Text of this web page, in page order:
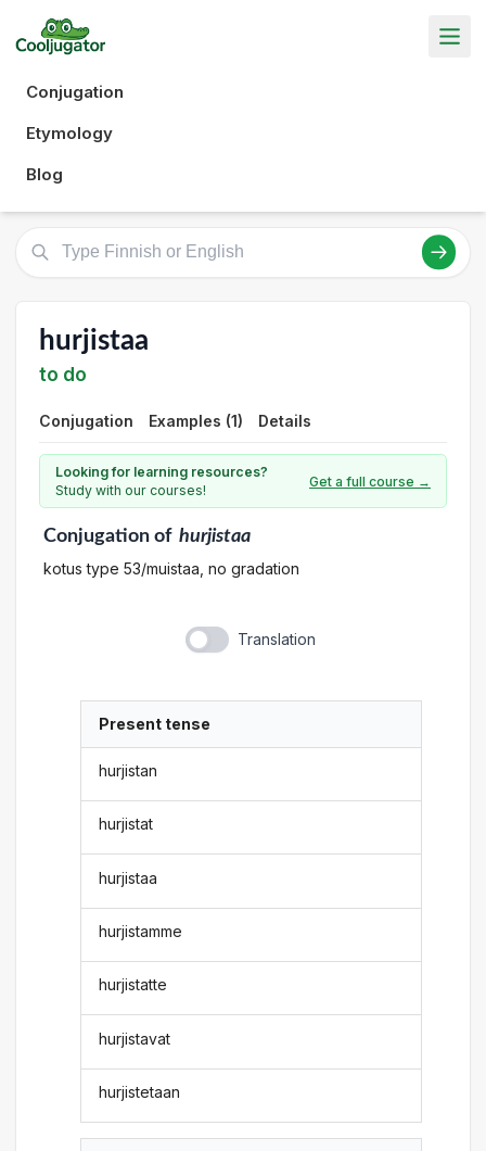
Conjugation
Etymology
Blog
hurjistaa
to do
Conjugation Examples (1) Details
Looking for learning resources?
Study with our courses!
Get a full course →
Conjugationof hurjistaa
kotus type 53/muistaa, no gradation
Translation
Present tense
hurjistan
hurjistat
hurjistaa
hurjistamme
hurjistatte
hurjistavat
hurjistetaan